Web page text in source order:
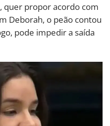
quer propor acordo com
Deborah, o peão contou
pode impedir a saída